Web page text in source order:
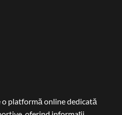
o platformă online dedicată